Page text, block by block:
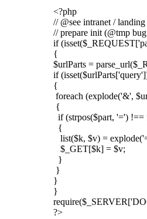
<?php
// @see intranet / landing
// prepare init (@tmp
if
{
$urlParts =
if
{
foreach (explode('&',
{
if (strpos($part, '=') !==
{
list($k, $v) =
$_GET[$k] = $v;
}
}
}
}
?>